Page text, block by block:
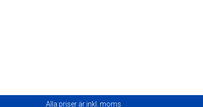
Alla priser är inkl. moms